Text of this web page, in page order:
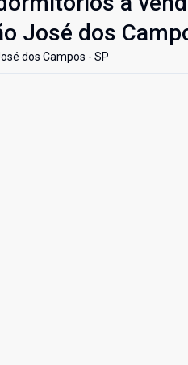
José dos
dos Campos - SP